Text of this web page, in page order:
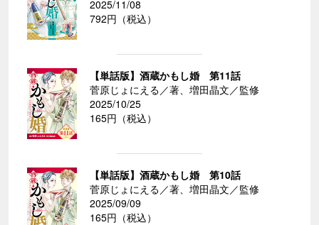
2025/11/08
792円（税込）
【単話版】酒蔵かもし婚 第11話
菅原じょにえる／著、増田晶文／監修
2025/10/25
165円（税込）
【単話版】酒蔵かもし婚 第10話
菅原じょにえる／著、増田晶文／監修
2025/09/09
165円（税込）